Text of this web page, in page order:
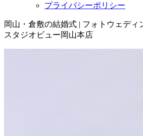
プライバシーポリシー
岡山・倉敷の結婚式 | フォトウェディ
スタジオビュー岡山本店